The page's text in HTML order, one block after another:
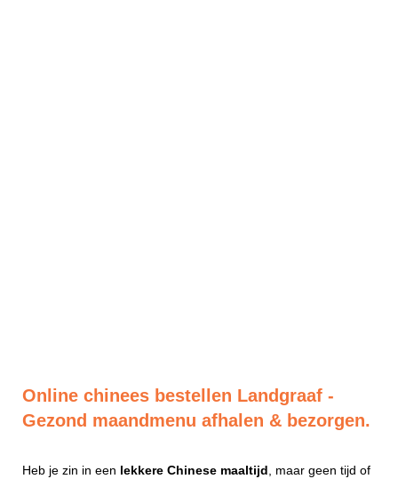
Online chinees bestellen Landgraaf -
Gezond maandmenu afhalen & bezorgen.
Heb je zin in een lekkere Chinese maaltijd , maar geen tijd of